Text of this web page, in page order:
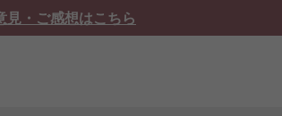
見・ご感想はこちら